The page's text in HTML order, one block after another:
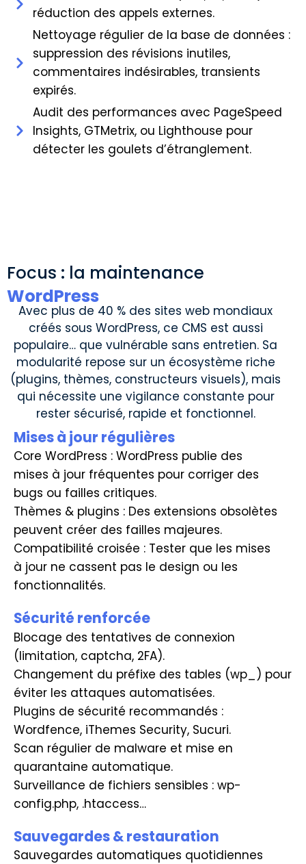
réduction des appels externes.
Nettoyage régulier de la base de données :
suppression des révisions inutiles,
commentaires indésirables, transients
expirés.
Audit des performances avec PageSpeed
Insights, GTMetrix, ou Lighthouse pour
détecter les goulets d’étranglement.
Focus : la maintenance
WordPress
Avec plus de 40 % des sites web mondiaux
créés sous WordPress, ce CMS est aussi
populaire… que vulnérable sans entretien. Sa
modularité repose sur un écosystème riche
(plugins, thèmes, constructeurs visuels), mais
qui nécessite une vigilance constante pour
rester sécurisé, rapide et fonctionnel.
Mises à jour régulières
Core WordPress : WordPress publie des
mises à jour fréquentes pour corriger des
bugs ou failles critiques.
Thèmes & plugins : Des extensions obsolètes
peuvent créer des failles majeures.
Compatibilité croisée : Tester que les mises
à jour ne cassent pas le design ou les
fonctionnalités.
Sécurité renforcée
Blocage des tentatives de connexion
(limitation, captcha, 2FA).
Changement du préfixe des tables (wp_) pour
éviter les attaques automatisées.
Plugins de sécurité recommandés :
Wordfence, iThemes Security, Sucuri.
Scan régulier de malware et mise en
quarantaine automatique.
Surveillance de fichiers sensibles : wp-
config.php, .htaccess…
Sauvegardes & restauration
Sauvegardes automatiques quotidiennes